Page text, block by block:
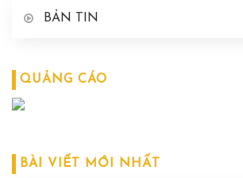
BẢN TIN
QUẢNG CÁO
BÀI VIẾT MỚI NHẤT